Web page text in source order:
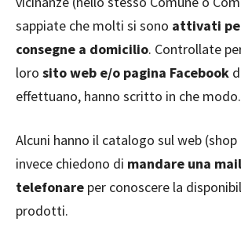
sappiate che molti si sono attivati
consegne a domicilio. Controllate
loro sito web e/o pagina Facebook
effettuano, hanno scritto in che modo.
Alcuni hanno il catalogo sul web
invece chiedono di mandare una
telefonare per conoscere la
prodotti.